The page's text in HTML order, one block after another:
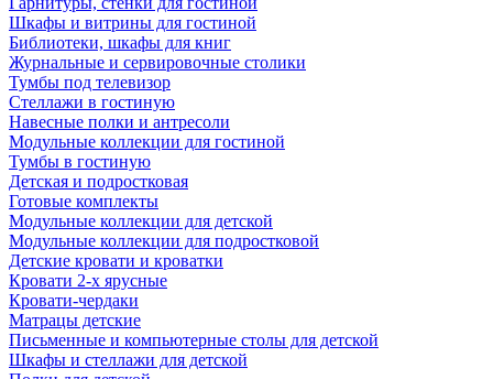
Шкафы и витрины для гостиной
Библиотеки, шкафы для книг
Журнальные и сервировочные столики
Тумбы под телевизор
Стеллажи в гостиную
Навесные полки и антресоли
Модульные коллекции для гостиной
Тумбы в гостиную
Детская и подростковая
Готовые комплекты
Модульные коллекции для детской
Модульные коллекции для подростковой
Детские кровати и кроватки
Кровати 2-х ярусные
Кровати-чердаки
Матрацы детские
Письменные и компьютерные столы для детской
Шкафы и стеллажи для детской